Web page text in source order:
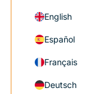
English
Español
Français
Deutsch